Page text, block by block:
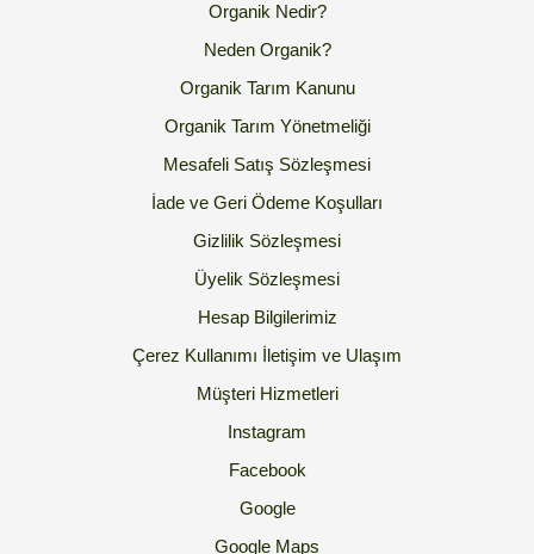
Organik Nedir?
Neden Organik?
Organik Tarım Kanunu
Organik Tarım Yönetmeliği
Mesafeli Satış Sözleşmesi
İade ve Geri Ödeme Koşulları
Gizlilik Sözleşmesi
Üyelik Sözleşmesi
Hesap Bilgilerimiz
Çerez Kullanımı İletişim ve Ulaşım
Müşteri Hizmetleri
Instagram
Facebook
Google
Google Maps